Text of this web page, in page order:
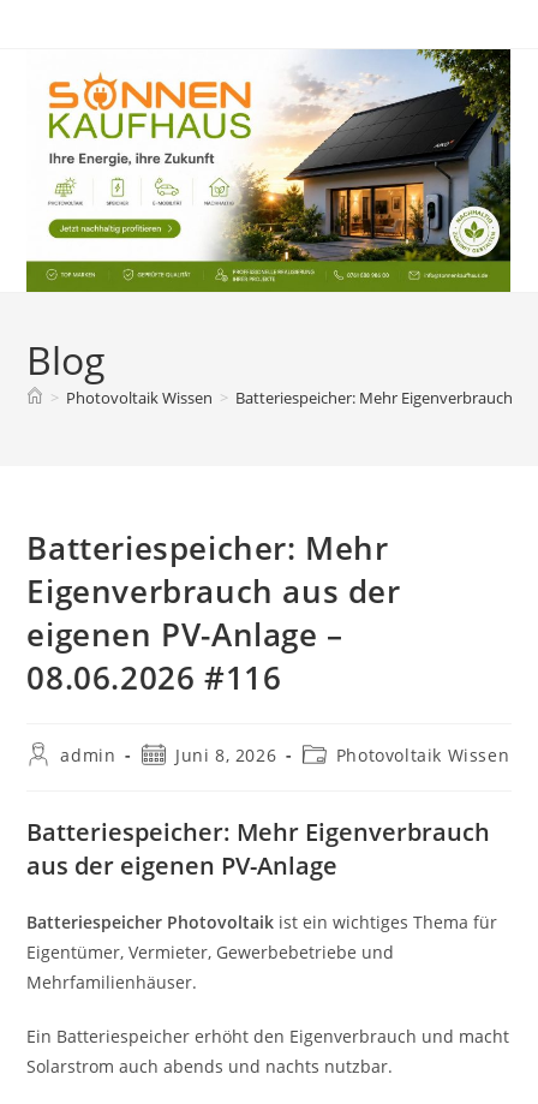
Blog
> Photovoltaik Wissen > Batteriespeicher: Mehr Eigenverbrauch
Batteriespeicher: Mehr
Eigenverbrauch aus der
eigenen PV-Anlage –
08.06.2026 #116
Beitrags-
admin
BeitragJuni 8, 2026
Beitrags-
Photovoltaik Wissen
Batteriespeicher: Mehr Eigenverbrauch
aus der eigenen PV-Anlage
Batteriespeicher Photovoltaik ist ein wichtiges Thema für
Eigentümer, Vermieter, Gewerbebetriebe und
Mehrfamilienhäuser.
Ein Batteriespeicher erhöht den Eigenverbrauch und macht
Solarstrom auch abends und nachts nutzbar.